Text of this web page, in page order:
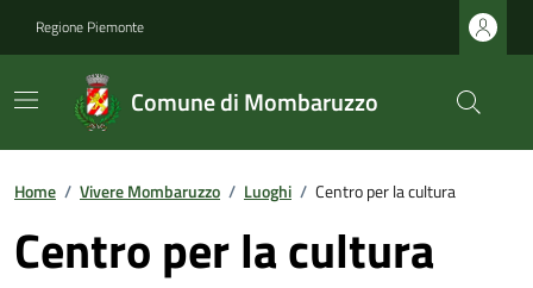
Regione Piemonte
Comune di Mombaruzzo
Home / Vivere Mombaruzzo / Luoghi / Centro per la cultura
Centro per la cultura